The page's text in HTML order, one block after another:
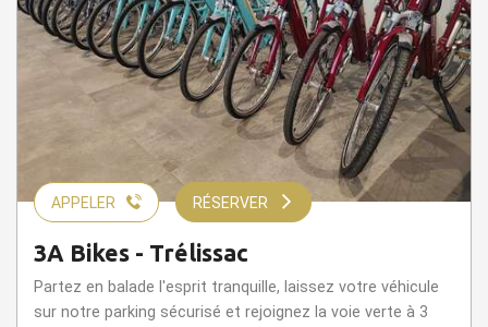
APPELER RÉSERVER
3A Bikes - Trélissac
Partez en balade l'esprit tranquille, laissez votre véhicule
sur notre parking sécurisé et rejoignez la voie verte à 3